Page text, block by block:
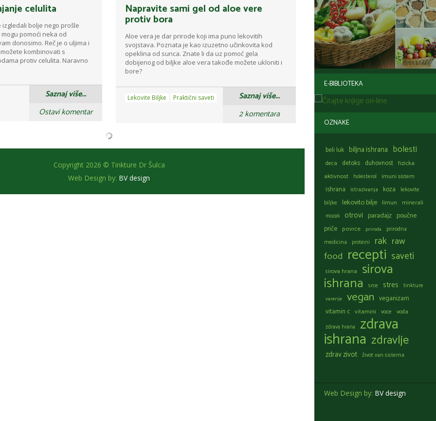
E-BIBLIOTEKA
OZNAKE
beli luk biljna ishrana bolesti
deca detoks duhovnost fizicka
aktivnost holesterol imuni sistem
ishrana istrazivanja koza
lekovite
biljke
lekovito bilje limun minerali
mozak otrovi paradajz poučne
priče povrce priroda
prirodna
medicina
proteini rak raw
food recepti saveti
sirova hrana sirova
ishrana srce stres tinkture
varenje vegan veganizam
vitamin c vitamini voce voda
zdrava hrana zdrava
ishrana zdravlje
zdrav zivot život van sistema
Web Design by: BV design
celulita
izgledali bolje nego prošle
pomoći neka od
donosimo. Reč je o uljima i
kombinovati s
protiv celulita. Naravno
Saznaj više...
Ostavi komentar
Napravite sami gel od aloe vere
protiv bora
Aloe vera je dar prirode koji ima puno lekovitih
svojstava. Poznata je kao izuzetno učinkovita kod
opeklina od sunca. Znate li da uz pomoć gela
dobijenog od biljke aloe vera takođe možete ukloniti i
bore?
Saznaj više...
2 komentara
Lekovite Biljke Praktični saveti
Copyright 2026 © Tinkture Dr Šulca
Web Design by: BV design